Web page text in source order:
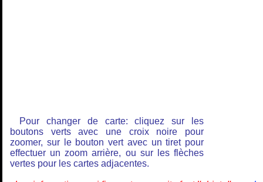
Pour changer de carte: cliquez sur les
boutons verts avec une croix noire pour
zoomer, sur le bouton vert avec un tiret pour
effectuer un zoom arrière, ou sur les flèches
vertes pour les cartes adjacentes.